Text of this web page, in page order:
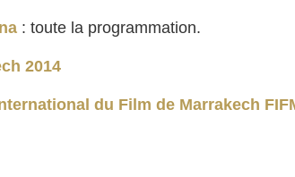
: toute la programmation.
2014
du Film de Marrakech